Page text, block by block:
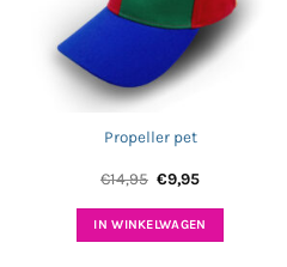
gekozen
worden
op
productpagina
Propeller pet
€14,95 Oorspronkelijke
was:
€14,95.
€9,95Huidige
is:
€9,95.
IN WINKELWAGEN